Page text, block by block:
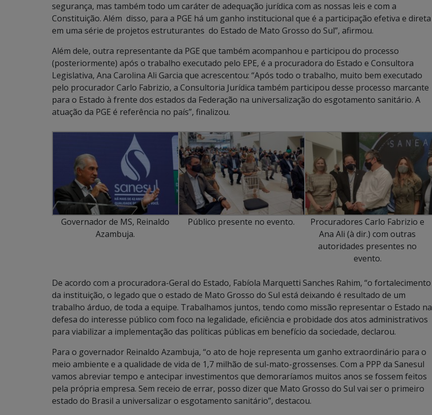
segurança, mas também todo um caráter de adequação jurídica com as nossas leis e com a
Constituição. Além disso, para a PGE há um ganho institucional que é a participação efetiva e direta
em uma série de projetos estruturantes do Estado de Mato Grosso do Sul”, afirmou.
Além dele, outra representante da PGE que também acompanhou e participou do processo
(posteriormente) após o trabalho executado pelo EPE, é a procuradora do Estado e Consultora
Legislativa, Ana Carolina Ali Garcia que acrescentou: “Após todo o trabalho, muito bem executado
pelo procurador Carlo Fabrizio, a Consultoria Jurídica também participou desse processo marcante
para o Estado à frente dos estados da Federação na universalização do esgotamento sanitário. A
atuação da PGE é referência no país”, finalizou.
Governador de MS, Reinaldo
Azambuja.
Público presente no evento.
Procuradores Carlo Fabrizio e
Ana Ali (à dir.) com outras
autoridades presentes no
evento.
De acordo com a procuradora-Geral do Estado, Fabíola Marquetti Sanches Rahim, “o fortalecimento
da instituição, o legado que o estado de Mato Grosso do Sul está deixando é resultado de um
trabalho árduo, de toda a equipe. Trabalhamos juntos, tendo como missão representar o Estado na
defesa do interesse público com foco na legalidade, eficiência e probidade dos atos administrativos
para viabilizar a implementação das políticas públicas em benefício da sociedade, declarou.
Para o governador Reinaldo Azambuja, “o ato de hoje representa um ganho extraordinário para o
meio ambiente e a qualidade de vida de 1,7 milhão de sul-mato-grossenses. Com a PPP da Sanesul
vamos abreviar tempo e antecipar investimentos que demoraríamos muitos anos se fossem feitos
pela própria empresa. Sem receio de errar, posso dizer que Mato Grosso do Sul vai ser o primeiro
estado do Brasil a universalizar o esgotamento sanitário”, destacou.